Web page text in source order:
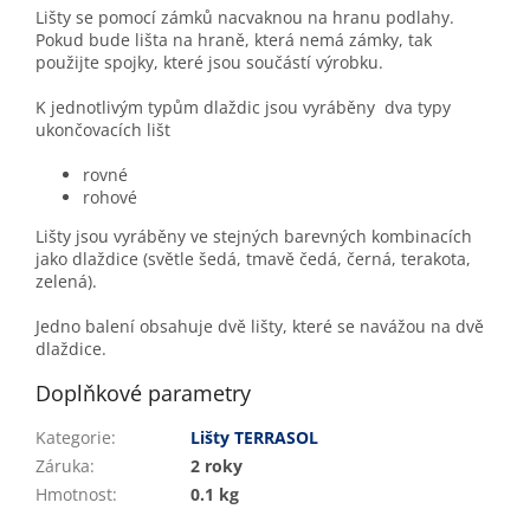
Lišty se pomocí zámků nacvaknou na hranu podlahy.
Pokud bude lišta na hraně, která nemá zámky, tak
použijte spojky, které jsou součástí výrobku.
K jednotlivým typům dlaždic jsou vyráběny dva typy
ukončovacích lišt
rovné
rohové
Lišty jsou vyráběny ve stejných barevných kombinacích
jako dlaždice (světle šedá, tmavě čedá, černá, terakota,
zelená).
Jedno balení obsahuje dvě lišty, které se navážou na dvě
dlaždice.
Doplňkové parametry
Kategorie:
Lišty TERRASOL
Záruka:
2 roky
Hmotnost:
0.1 kg